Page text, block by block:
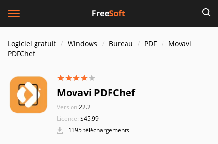
Logiciel gratuit Windows Bureau PDF
Movavi
PDFChef
Movavi PDFChef
Version:22.2
Licence: $45.99
1195 téléchargements